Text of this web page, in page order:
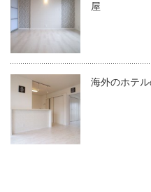
屋
海外のホテ